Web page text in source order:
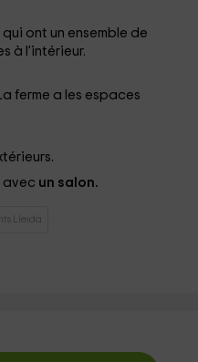
qui ont un ensemble de
à l'intérieur.
ferme a les espaces
avec un salon.
Lleida